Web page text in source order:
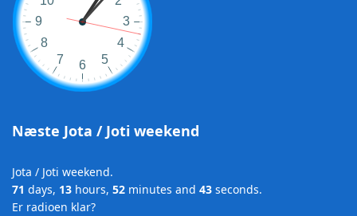
Næste Jota / Joti weekend
Jota / Joti weekend.
71 days, 13 hours, 52 minutes and 43 seconds.
Er radioen klar?